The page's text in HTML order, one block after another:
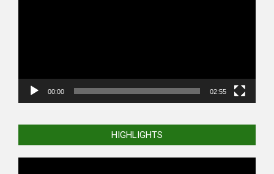
00:00 02:55
HIGHLIGHTS